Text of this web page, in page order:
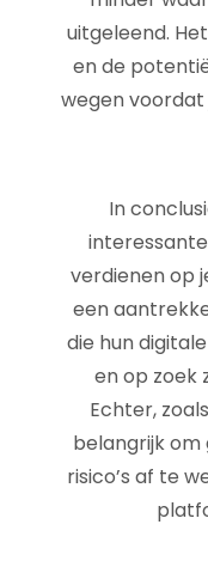
uitgeleend.
en de
wegen
In
verdienen op
een
die hun
en op zoek
Echter,
belangrijk om
risico’s af te